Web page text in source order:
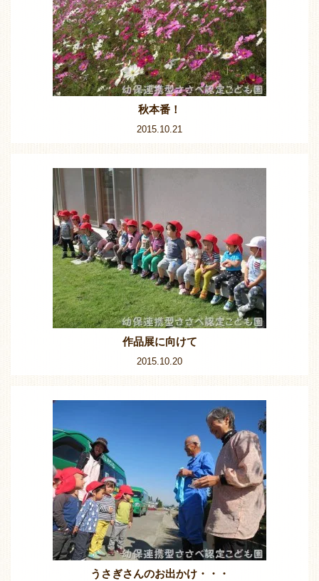
秋本番！
2015.10.21
作品展に向けて
2015.10.20
うさぎさんのお出かけ・・・